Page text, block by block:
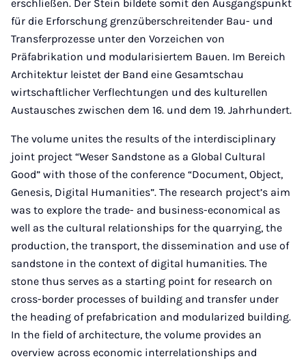
erschließen. Der Stein bildete somit den Ausgangspunkt
für die Erforschung grenzüberschreitender Bau- und
Transferprozesse unter den Vorzeichen von
Präfabrikation und modularisiertem Bauen. Im Bereich
Architektur leistet der Band eine Gesamtschau
wirtschaftlicher Verflechtungen und des kulturellen
Austausches zwischen dem 16. und dem 19. Jahrhundert.
The volume unites the results of the interdisciplinary
joint project “Weser Sandstone as a Global Cultural
Good” with those of the conference “Document, Object,
Genesis, Digital Humanities”. The research project’s aim
was to explore the trade- and business-economical as
well as the cultural relationships for the quarrying, the
production, the transport, the dissemination and use of
sandstone in the context of digital humanities. The
stone thus serves as a starting point for research on
cross-border processes of building and transfer under
the heading of prefabrication and modularized building.
In the field of architecture, the volume provides an
overview across economic interrelationships and